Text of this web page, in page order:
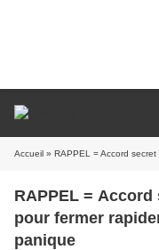
Accueil » RAPPEL = Accord secret entre
RAPPEL = Accord
pour fermer
panique